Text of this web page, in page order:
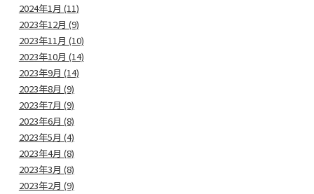
2024年1月 (11)
2023年12月 (9)
2023年11月 (10)
2023年10月 (14)
2023年9月 (14)
2023年8月 (9)
2023年7月 (9)
2023年6月 (8)
2023年5月 (4)
2023年4月 (8)
2023年3月 (8)
2023年2月 (9)